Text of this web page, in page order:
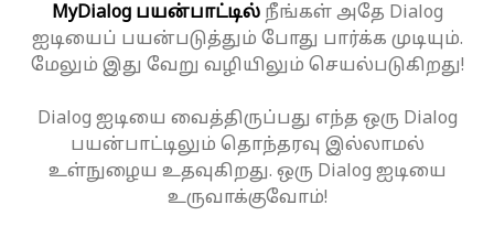
MyDialog பயன்பாட்டில்நீங்கள் அதே Dialog
ஐடியைப் பயன்படுத்தும் போது பார்க்க முடியும்.
மேலும் இது வேறு வழியிலும் செயல்படுகிறது!
Dialog ஐடியை வைத்திருப்பது எந்த ஒரு Dialog
பயன்பாட்டிலும் தொந்தரவு இல்லாமல்
உள்நுழைய உதவுகிறது. ஒரு Dialog ஐடியை
உருவாக்குவோம்!